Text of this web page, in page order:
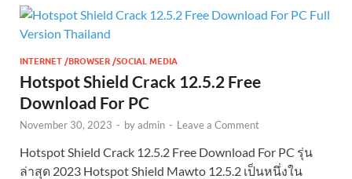
INTERNET /BROWSER /SOCIAL MEDIA
Hotspot Shield Crack 12.5.2 Free
Download For PC
November 30, 2023 - byadmin - Leave a Comment
Hotspot Shield Crack 12.5.2 Free Download For PC รุ่น
ล่าสุด 2023 Hotspot Shield Mawto 12.5.2 เป็นหนึ่งใน